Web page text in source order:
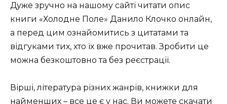
Дуже зручно на нашому сайті читати опис
книги «Холодне Поле» Данило Клочко онлайн,
а перед цим ознайомитись з цитатами та
відгуками тих, хто їх вже прочитав. Зробити це
можна безкоштовно та без реєстрації.
Вірші, література різних жанрів, книжки для
найменших – все це є у нас. Ви можете скачати